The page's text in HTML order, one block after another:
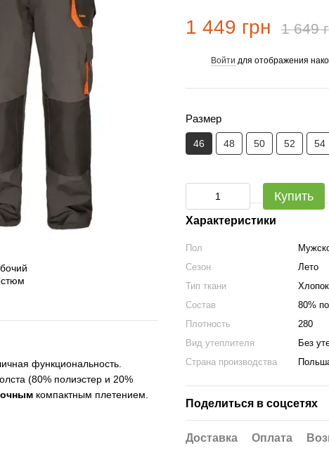
функциональность.
(80% полиэстер и 20%
компактным плетением.
1 449 грн 1 649
Войти для отображения
Размер
46 48 50 52 54
Купить
Характеристики
Пол
Сезон
Лето
Тип ткани
Хлопок
Состав
80%
Плотность
280
Вид утеплителя
Без
Страна производства
Поделиться в соцсетях
Доставка Оплата